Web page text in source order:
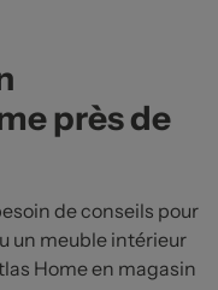
près de
de conseils pour
un meuble intérieur
Home en magasin